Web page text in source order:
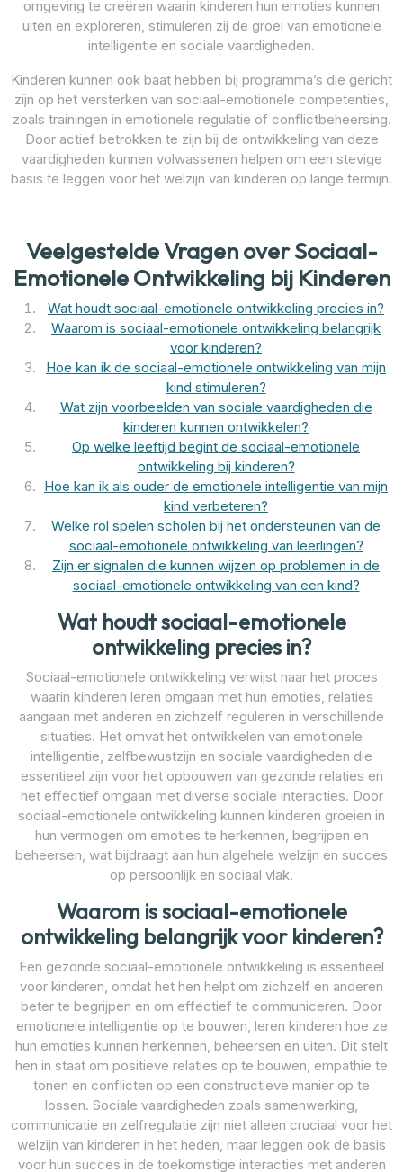
omgeving te creëren waarin kinderen hun emoties kunnen
uiten en exploreren, stimuleren zij de groei van emotionele
intelligentie en sociale vaardigheden.
Kinderen kunnen ook baat hebben bij programma’s die gericht
zijn op het versterken van sociaal-emotionele competenties,
zoals trainingen in emotionele regulatie of conflictbeheersing.
Door actief betrokken te zijn bij de ontwikkeling van deze
vaardigheden kunnen volwassenen helpen om een stevige
basis te leggen voor het welzijn van kinderen op lange termijn.
Veelgestelde Vragen over Sociaal-
Emotionele Ontwikkeling bij Kinderen
Wat houdt sociaal-emotionele ontwikkeling precies in?
Waarom is sociaal-emotionele ontwikkeling belangrijk
voor kinderen?
Hoe kan ik de sociaal-emotionele ontwikkeling van mijn
kind stimuleren?
Wat zijn voorbeelden van sociale vaardigheden die
kinderen kunnen ontwikkelen?
Op welke leeftijd begint de sociaal-emotionele
ontwikkeling bij kinderen?
Hoe kan ik als ouder de emotionele intelligentie van mijn
kind verbeteren?
Welke rol spelen scholen bij het ondersteunen van de
sociaal-emotionele ontwikkeling van leerlingen?
Zijn er signalen die kunnen wijzen op problemen in de
sociaal-emotionele ontwikkeling van een kind?
Wat houdt sociaal-emotionele
ontwikkeling precies in?
Sociaal-emotionele ontwikkeling verwijst naar het proces
waarin kinderen leren omgaan met hun emoties, relaties
aangaan met anderen en zichzelf reguleren in verschillende
situaties. Het omvat het ontwikkelen van emotionele
intelligentie, zelfbewustzijn en sociale vaardigheden die
essentieel zijn voor het opbouwen van gezonde relaties en
het effectief omgaan met diverse sociale interacties. Door
sociaal-emotionele ontwikkeling kunnen kinderen groeien in
hun vermogen om emoties te herkennen, begrijpen en
beheersen, wat bijdraagt aan hun algehele welzijn en succes
op persoonlijk en sociaal vlak.
Waarom is sociaal-emotionele
ontwikkeling belangrijk voor kinderen?
Een gezonde sociaal-emotionele ontwikkeling is essentieel
voor kinderen, omdat het hen helpt om zichzelf en anderen
beter te begrijpen en om effectief te communiceren. Door
emotionele intelligentie op te bouwen, leren kinderen hoe ze
hun emoties kunnen herkennen, beheersen en uiten. Dit stelt
hen in staat om positieve relaties op te bouwen, empathie te
tonen en conflicten op een constructieve manier op te
lossen. Sociale vaardigheden zoals samenwerking,
communicatie en zelfregulatie zijn niet alleen cruciaal voor het
welzijn van kinderen in het heden, maar leggen ook de basis
voor hun succes in de toekomstige interacties met anderen